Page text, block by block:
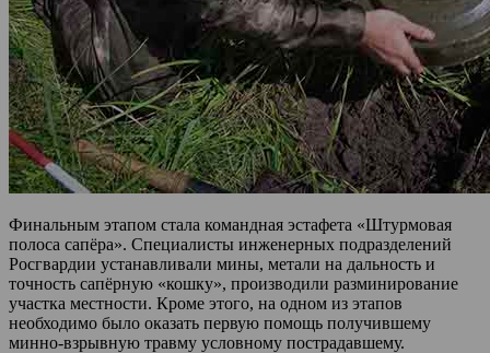
Финальным этапом стала командная эстафета «Штурмовая
полоса сапёра». Специалисты инженерных подразделений
Росгвардии устанавливали мины, метали на дальность и
точность сапёрную «кошку», производили разминирование
участка местности. Кроме этого, на одном из этапов
необходимо было оказать первую помощь получившему
минно-взрывную травму условному пострадавшему.